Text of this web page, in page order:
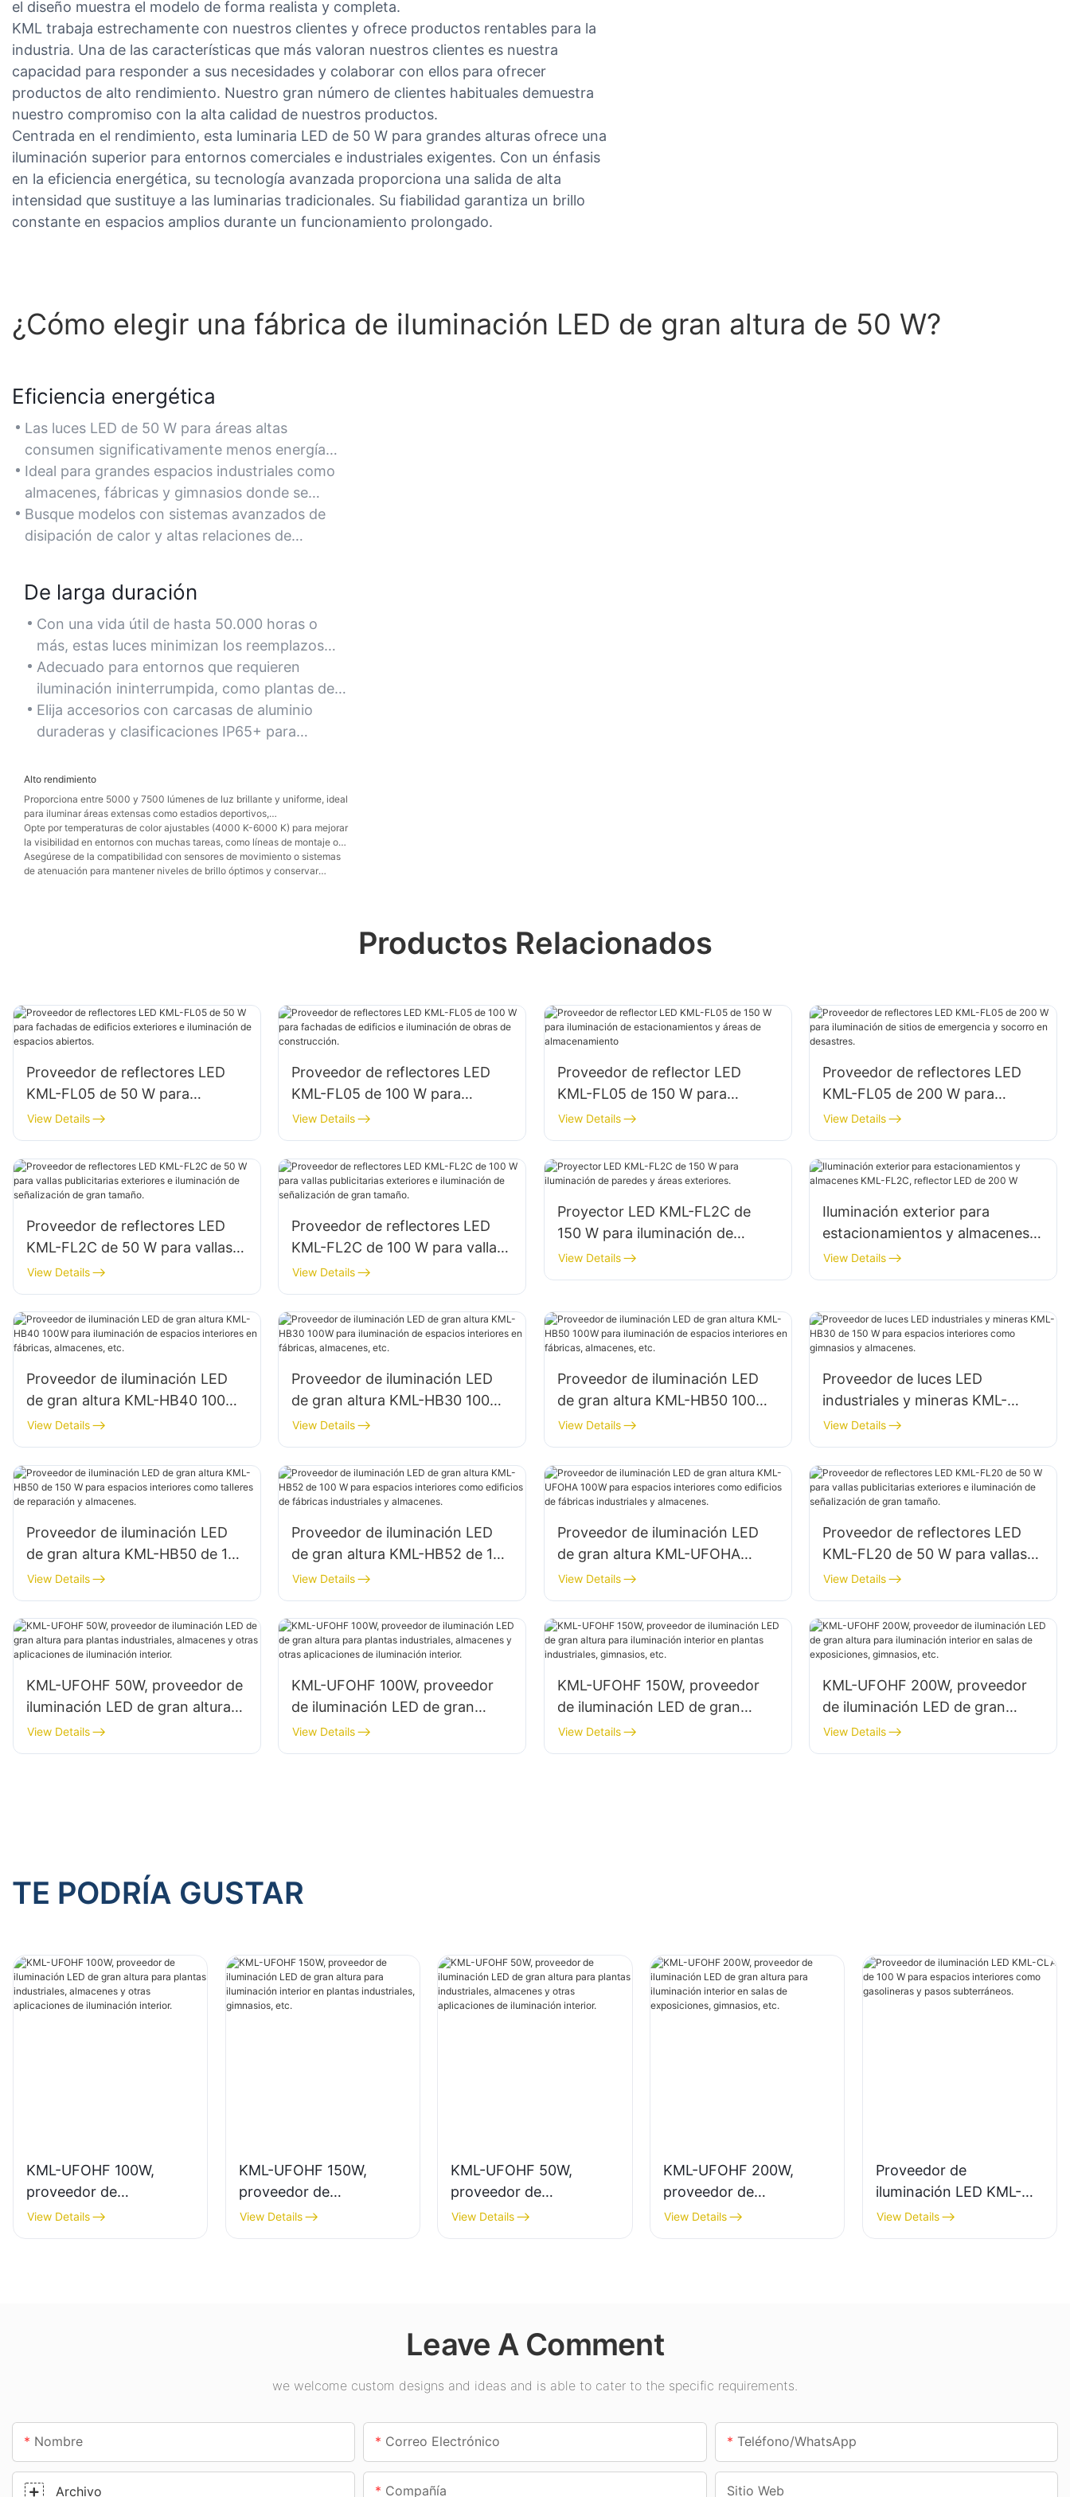
el diseño muestra el modelo de forma realista y completa.
KML trabaja estrechamente con nuestros clientes y ofrece productos rentables para la
industria. Una de las características que más valoran nuestros clientes es nuestra
capacidad para responder a sus necesidades y colaborar con ellos para ofrecer
productos de alto rendimiento. Nuestro gran número de clientes habituales demuestra
nuestro compromiso con la alta calidad de nuestros productos.
Centrada en el rendimiento, esta luminaria LED de 50 W para grandes alturas ofrece una
iluminación superior para entornos comerciales e industriales exigentes. Con un énfasis
en la eficiencia energética, su tecnología avanzada proporciona una salida de alta
intensidad que sustituye a las luminarias tradicionales. Su fiabilidad garantiza un brillo
constante en espacios amplios durante un funcionamiento prolongado.
¿Cómo elegir una fábrica de iluminación LED de gran altura de 50 W?
Eficiencia energética
Las luces LED de 50 W para áreas altas
consumen significativamente menos energía
que las luces de halogenuros metálicos o
fluorescentes tradicionales, lo que reduce los
costos de electricidad hasta en un 60 % y al
mismo tiempo mantiene un alto brillo.
Ideal para grandes espacios industriales como
almacenes, fábricas y gimnasios donde se
requiere iluminación continua sin un consumo
excesivo de energía.
Busque modelos con sistemas avanzados de
disipación de calor y altas relaciones de
De larga duración
Con una vida útil de hasta 50.000 horas o
más, estas luces minimizan los reemplazos
frecuentes, lo que las hace perfectas para
instalaciones de techos altos de difícil acceso.
Adecuado para entornos que requieren
iluminación ininterrumpida, como plantas de
fabricación o centros logísticos, donde el
tiempo de inactividad por mantenimiento es
Elija accesorios con carcasas de aluminio
duraderas y clasificaciones IP65+ para
polvorientos, húmedos o con mucha
vibración.
Alto rendimiento
Proporciona entre 5000 y 7500 lúmenes de luz brillante y uniforme, ideal
para iluminar áreas extensas como estadios deportivos,
estacionamientos o almacenes minoristas.
Opte por temperaturas de color ajustables (4000 K-6000 K) para mejorar
la visibilidad en entornos con muchas tareas, como líneas de montaje o
zonas de inspección.
Asegúrese de la compatibilidad con sensores de movimiento o sistemas
de atenuación para mantener niveles de brillo óptimos y conservar
Productos Relacionados
Proveedor de reflectores LED
KML-FL05 de 50 W para
fachadas de edificios exteriores
e iluminación de espacios
abiertos.
View Details
Proveedor de reflectores LED
KML-FL05 de 100 W para
fachadas de edificios e
iluminación de obras de
construcción.
View Details
Proveedor de reflector LED
KML-FL05 de 150 W para
iluminación de estacionamientos
y áreas de almacenamiento
View Details
Proveedor de reflectores LED
KML-FL05 de 200 W para
iluminación de sitios de
emergencia y socorro en
desastres.
View Details
Proveedor de reflectores LED
KML-FL2C de 50 W para vallas
publicitarias exteriores e
iluminación de señalización de
gran tamaño.
View Details
Proveedor de reflectores LED
KML-FL2C de 100 W para vallas
publicitarias exteriores e
iluminación de señalización de
gran tamaño.
View Details
Proyector LED KML-FL2C de
150 W para iluminación de
paredes y áreas exteriores.
View Details
Iluminación exterior para
estacionamientos y almacenes
KML-FL2C, reflector LED de 200
W
View Details
Proveedor de iluminación LED
de gran altura KML-HB40 100W
para iluminación de espacios
interiores en fábricas,
almacenes, etc.
View Details
Proveedor de iluminación LED
de gran altura KML-HB30 100W
para iluminación de espacios
interiores en fábricas,
almacenes, etc.
View Details
Proveedor de iluminación LED
de gran altura KML-HB50 100W
para iluminación de espacios
interiores en fábricas,
almacenes, etc.
View Details
Proveedor de luces LED
industriales y mineras KML-
HB30 de 150 W para espacios
interiores como gimnasios y
almacenes.
View Details
Proveedor de iluminación LED
de gran altura KML-HB50 de 150
W para espacios interiores como
talleres de reparación y
almacenes.
View Details
Proveedor de iluminación LED
de gran altura KML-HB52 de 100
W para espacios interiores como
edificios de fábricas industriales
y almacenes.
View Details
Proveedor de iluminación LED
de gran altura KML-UFOHA
100W para espacios interiores
como edificios de fábricas
industriales y almacenes.
View Details
Proveedor de reflectores LED
KML-FL20 de 50 W para vallas
publicitarias exteriores e
iluminación de señalización de
gran tamaño.
View Details
KML-UFOHF 50W, proveedor de
iluminación LED de gran altura
para plantas industriales,
almacenes y otras aplicaciones
View Details
KML-UFOHF 100W, proveedor
de iluminación LED de gran
altura para plantas industriales,
almacenes y otras aplicaciones
View Details
KML-UFOHF 150W, proveedor
de iluminación LED de gran
altura para iluminación interior
en plantas industriales,
View Details
KML-UFOHF 200W, proveedor
de iluminación LED de gran
altura para iluminación interior
en salas de exposiciones,
View Details
TE PODRÍA GUSTAR
KML-UFOHF 100W,
proveedor de
iluminación LED de gran
altura para plantas
View Details
KML-UFOHF 150W,
proveedor de
iluminación LED de gran
altura para iluminación
View Details
KML-UFOHF 50W,
proveedor de
iluminación LED de gran
altura para plantas
View Details
KML-UFOHF 200W,
proveedor de
iluminación LED de gran
altura para iluminación
View Details
Proveedor de
iluminación LED KML-
CLA de 100 W para
espacios interiores
View Details
Leave A Comment
we welcome custom designs and ideas and is able to cater to the specific requirements.
Nombre Correo Electrónico Teléfono/WhatsApp
Archivo Compañía Sitio Web